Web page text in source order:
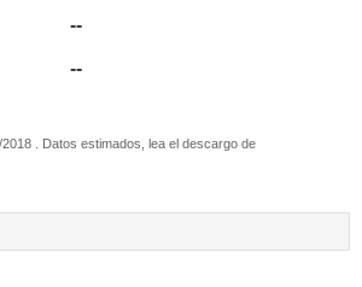
--
--
. Datos estimados, lea el descargo de